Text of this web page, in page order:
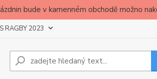
bude v kamenném obchodě možno
RAGBY 2023